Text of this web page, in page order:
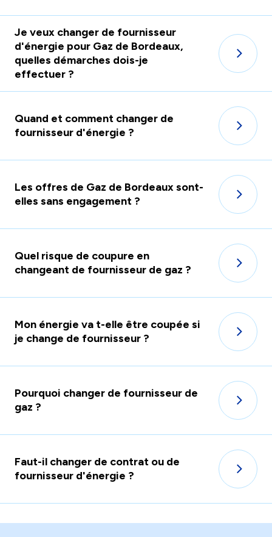
Je veux changer de fournisseur
d'énergie pour Gaz de Bordeaux,
quelles démarches dois-je
effectuer ?
Quand et comment changer de
fournisseur d'énergie ?
Les offres de Gaz de Bordeaux sont-
elles sans engagement ?
Quel risque de coupure en
changeant de fournisseur de gaz ?
Mon énergie va t-elle être coupée si
je change de fournisseur ?
Pourquoi changer de fournisseur de
gaz ?
Faut-il changer de contrat ou de
fournisseur d'énergie ?